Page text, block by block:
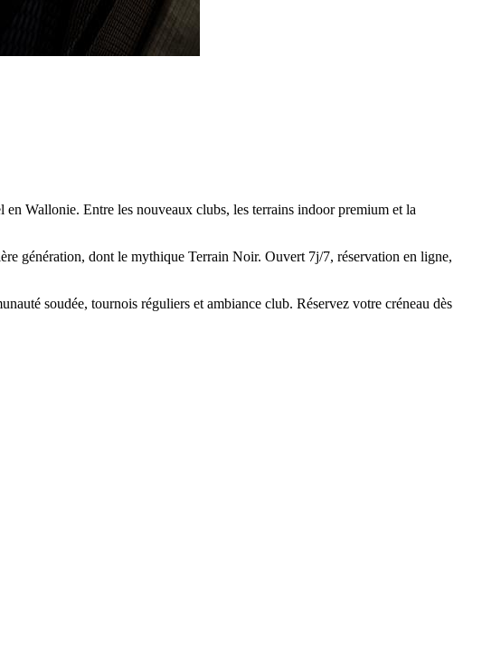
Wallonie. Entre les nouveaux clubs, les terrains indoor premium et la
génération, dont le mythique Terrain Noir. Ouvert 7j/7, réservation en ligne,
soudée, tournois réguliers et ambiance club. Réservez votre créneau dès